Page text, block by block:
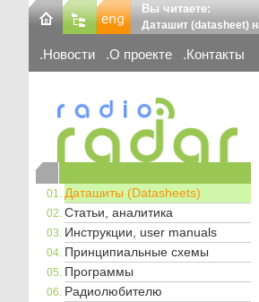
Вы читаете:
Даташит (datasheet)
Новости О проекте Контакты
Даташиты (Datasheets)
Статьи, аналитика
Инструкции, user manuals
Принципиальные схемы
Программы
Радиолюбителю